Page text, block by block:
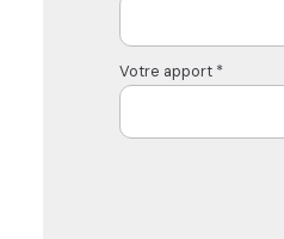
Votre apport *